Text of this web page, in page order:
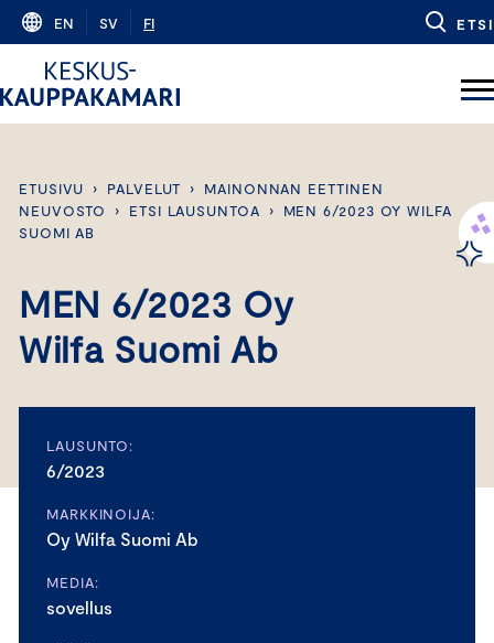
Skip
content
EN SV FI ETSI
ETUSIVU › PALVELUT ›
MAINONNAN EETTINEN
NEUVOSTO
› ETSI LAUSUNTOA ›
MEN 6/2023 OY WILFA
SUOMI AB
MEN 6/2023 Oy
Wilfa Suomi Ab
LAUSUNTO:
6/2023
MARKKINOIJA:
Oy Wilfa Suomi Ab
MEDIA:
sovellus